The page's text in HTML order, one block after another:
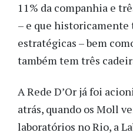
11% da companhia e
– e que historicamente
estratégicas – bem
também tem três
A Rede D’Or já foi
atrás, quando os Moll
laboratórios no Rio, a